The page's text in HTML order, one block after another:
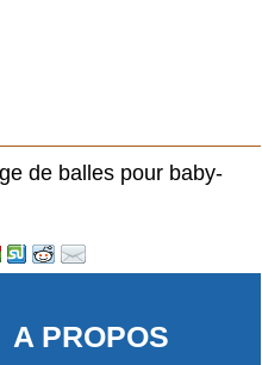
de balles pour baby-
A PROPOS